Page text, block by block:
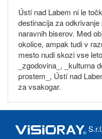
Ústí nad Labem ni le
destinacija za
naravnih biserov. Med
okolice, ampak tudi v
mesto nudi skozi vse
_zgodovina_, _kulturna
prostem_, Ústí nad
za vsakogar.
S.r.l.